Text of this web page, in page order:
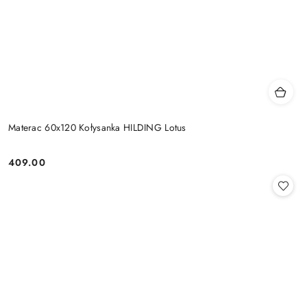
Materac 60x120 Kołysanka HILDING Lotus
Cena:
409.00